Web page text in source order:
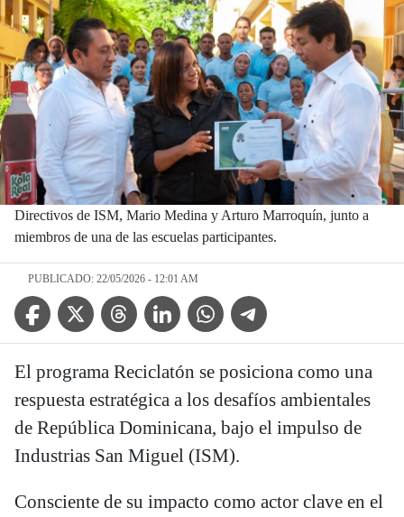
Directivos de ISM, Mario Medina y Arturo Marroquín, junto a
miembros de una de las escuelas participantes.
PUBLICADO: 22/05/2026 - 12:01 AM
Facebook IconTwitter IconThreads IconLinkedin IconWhatsApp IconTelegram Icon
El programa Reciclatón se posiciona como una
respuesta estratégica a los desafíos ambientales
de República Dominicana, bajo el impulso de
Industrias San Miguel (ISM).
Consciente de su impacto como actor clave en el